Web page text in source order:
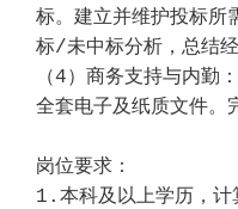
标。建立并维护投标所
标/未中标分析，总结
（4）商务支持与内勤
全套电子及纸质文件。
岗位要求：
1.本科及以上学历，计